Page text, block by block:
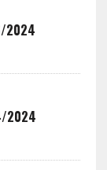
2024
2024